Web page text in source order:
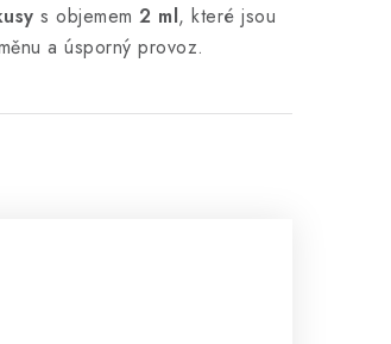
s objemem 2 ml, které jsou
a úsporný provoz.